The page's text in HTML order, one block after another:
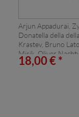
Arjun Appadurai,
Donatella della
Krastev, Bruno
Misik, Oliver
Reybrouck,
18,00 € *